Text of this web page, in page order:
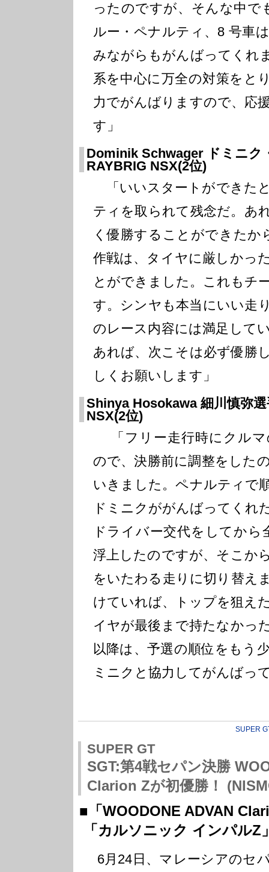
ったのですが、そんな中で
ルー・ペナルティ、8 号車
みながらもがんばってくれ
系を中心に万全の対策をと
力でがんばりますので、応
す」
Dominik Schwager ドミニク
RAYBRIG NSX(2位)
「いいスタートができた
ティを取られて残念だ。あ
く優勝することができたか
作戦は、タイヤに厳しかっ
とができました。これもチ
す。シンヤも本当にいい走
のレース内容には満足して
あれば、次こそは必ず優勝
しくお願いします」
Shinya Hosokawa 細川慎弥
NSX(2位)
「フリー走行時にクルマ
ので、決勝前に調整をした
いきました。ペナルティで
ドミニクががんばってくれ
ドライバー交代をしてか
浮上したのですが、そこか
をいたわる走りに切り替え
けていれば、トップを狙え
イヤが最後まで持たなかっ
以降は、予選の順位をもう
ミニクと協力してがんばっ
SUPER
SUPER GT
SGT:第4戦セパン決勝
Clarion Zが初優勝！
■「WOODONE ADVAN
「カルソニック インパルZ
6月24日、マレーシアのセ